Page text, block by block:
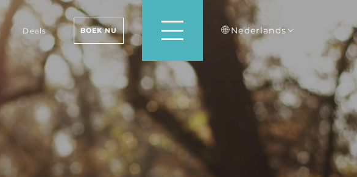
Deals BOEK NU Nederlands